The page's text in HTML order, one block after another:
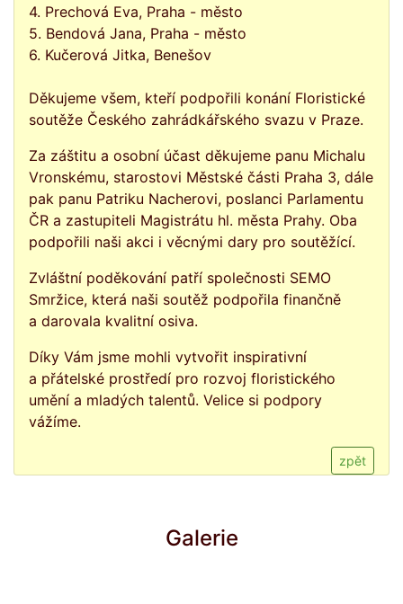
4. Prechová Eva, Praha - město
5. Bendová Jana, Praha - město
6. Kučerová Jitka, Benešov
Děkujeme všem, kteří podpořili konání Floristické
soutěže Českého zahrádkářského svazu v Praze.
Za záštitu a osobní účast děkujeme panu Michalu
Vronskému, starostovi Městské části Praha 3, dále
pak panu Patriku Nacherovi, poslanci Parlamentu
ČR a zastupiteli Magistrátu hl. města Prahy. Oba
podpořili naši akci i věcnými dary pro soutěžící.
Zvláštní poděkování patří společnosti SEMO
Smržice, která naši soutěž podpořila finančně
a darovala kvalitní osiva.
Díky Vám jsme mohli vytvořit inspirativní
a přátelské prostředí pro rozvoj floristického
umění a mladých talentů. Velice si podpory
vážíme.
zpět
Galerie